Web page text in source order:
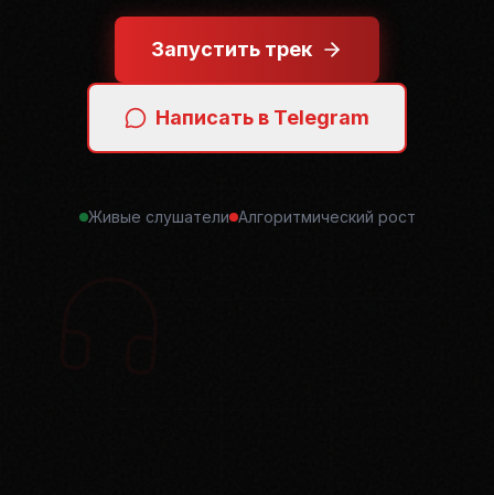
Запустить трек
Написать в Telegram
Живые слушатели Алгоритмический рост